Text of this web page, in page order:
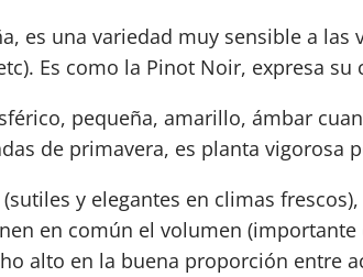
es una variedad muy sensible a
Es como la Pinot Noir, expresa
pequeña, amarillo, ámbar
de primavera, es planta vigorosa
y elegantes en climas
en común el volumen
alto en la buena proporción entre